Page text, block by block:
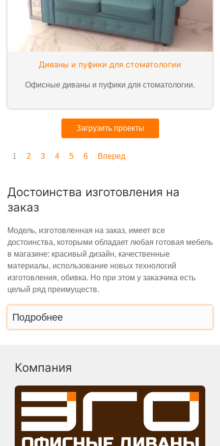
Диваны и пуфики для стоматологии
Офисные диваны и пуфики для стоматологии.
Загрузить проекты
1 2 3 4 5 6 Вперед
Достоинства изготовления на
заказ
Модель, изготовленная на заказ, имеет все
достоинства, которыми обладает любая готовая мебель
в магазине: красивый дизайн, качественные
материалы, использование новых технологий
изготовления, обивка. Но при этом у заказчика есть
целый ряд преимуществ.
Подробнее
Компания